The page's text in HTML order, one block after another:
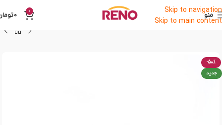
Skip to navigation
Skip to main content
منو 0
0
-50%
جدید